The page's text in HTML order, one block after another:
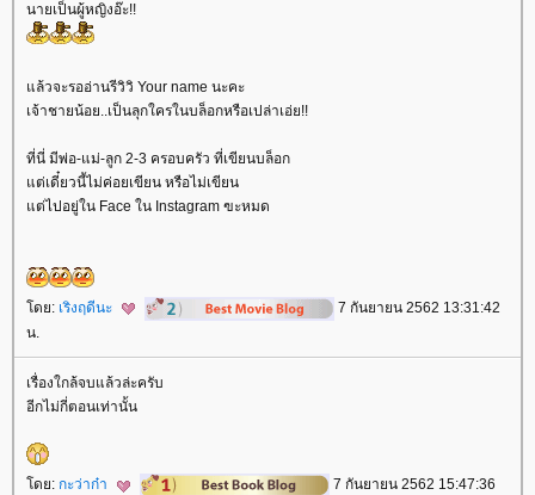
นายเป็นผู้หญิงอ๊ะ!!
ล้วจะรออ่านรีวิวิ Your name นะคะ
เจ้าชายน้อย..เป็นลุกใครในบล็อกหรือเปล่าเอ่ย!!
ที่นี่ มีพ่อ-แม่-ลูก 2-3 ครอบครัว ที่เขียนบล็อก
ต่เดี๋ยวนี้ไม่ค่อยเขียน หรือไม่เขียน
ต่ไปอยู่ใน Face ใน Instagram ฃะหมด
ดย: เริงฤดีนะ
7 กันยายน 2562 13:31:42
น.
เรื่องใกล้จบแล้วล่ะครับ
อีกไม่กี่ตอนเท่านั้น
ดย: กะว่าก๋า
7 กันยายน 2562 15:47:36